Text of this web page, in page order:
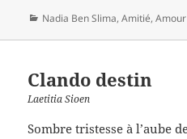
Catégories
Nadia Ben Slima,Amitié,Amour
Clando destin
Laetitia Sioen
Sombre tristesse à l’aube